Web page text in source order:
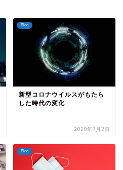
Blog
新型コロナウイルスがもたら
した時代の変化
2020年7月2日
Blog